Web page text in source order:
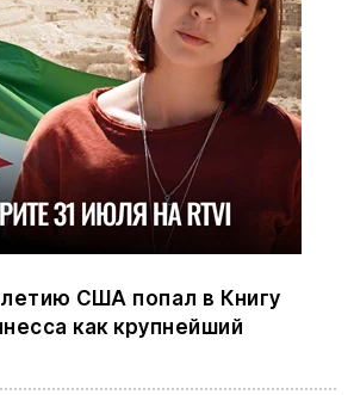
США попал в Книгу
как крупнейший